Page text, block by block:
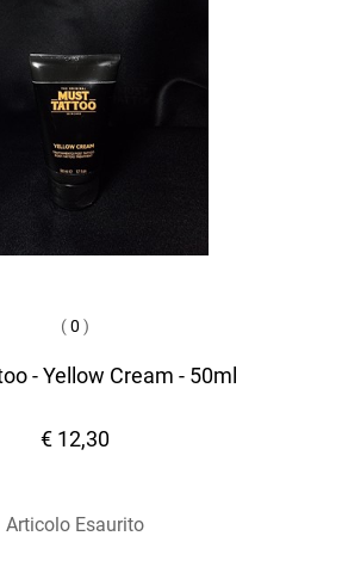
(0 )
- Yellow Cream - 50ml
€ 12,30
Articolo Esaurito